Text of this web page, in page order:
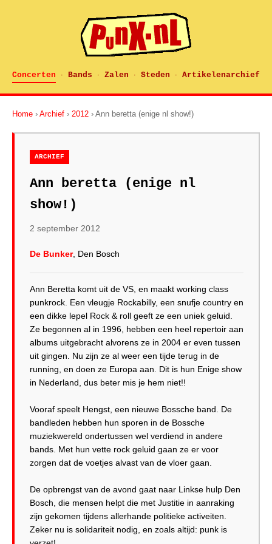
Concerten · Bands · Zalen · Steden · Artikelenarchief
Home › Archief › 2012 › Ann beretta (enige nl show!)
ARCHIEF
Ann beretta (enige nl
show!)
2 september 2012
De Bunker, Den Bosch
Ann Beretta komt uit de VS, en maakt working class
punkrock. Een vleugje Rockabilly, een snufje country en
een dikke lepel Rock & roll geeft ze een uniek geluid.
Ze begonnen al in 1996, hebben een heel repertoir aan
albums uitgebracht alvorens ze in 2004 er even tussen
uit gingen. Nu zijn ze al weer een tijde terug in de
running, en doen ze Europa aan. Dit is hun Enige show
in Nederland, dus beter mis je hem niet!!
Vooraf speelt Hengst, een nieuwe Bossche band. De
bandleden hebben hun sporen in de Bossche
muziekwereld ondertussen wel verdiend in andere
bands. Met hun vette rock geluid gaan ze er voor
zorgen dat de voetjes alvast van de vloer gaan.
De opbrengst van de avond gaat naar Linkse hulp Den
Bosch, die mensen helpt die met Justitie in aanraking
zijn gekomen tijdens allerhande politieke activeiten.
Zeker nu is solidariteit nodig, en zoals altijd: punk is